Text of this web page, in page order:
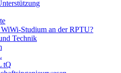
Studium an der RPTU?
Technik
tQ